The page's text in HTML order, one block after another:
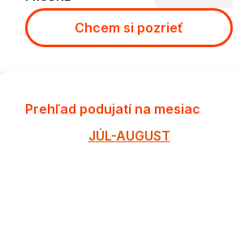
Chcem si pozrieť
Prehľad podujatí na mesiac
JÚL-AUGUST